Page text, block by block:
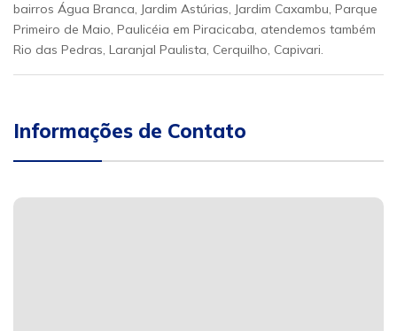
bairros Água Branca, Jardim Astúrias, Jardim Caxambu, Parque
Primeiro de Maio, Paulicéia em Piracicaba, atendemos também
Rio das Pedras, Laranjal Paulista, Cerquilho, Capivari.
Informações de Contato